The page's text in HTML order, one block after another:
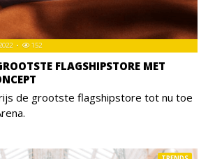
FLAGSHIPSTORE MET
152
de grootste flagshipstore tot nu toe